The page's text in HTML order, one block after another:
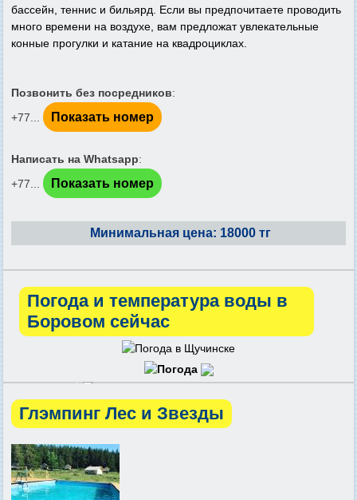
бассейн, теннис и бильярд. Если вы предпочитаете проводить
много времени на воздухе, вам предложат увлекательные
конные прогулки и катание на квадроциклах.
Позвонить без посредников:
+77...
Показать номер
Написать на Whatsapp:
+77...
Показать номер
Минимальная цена: 18000 тг
Погода и температура воды в
Боровом сейчас
Глэмпинг Лес и Звезды